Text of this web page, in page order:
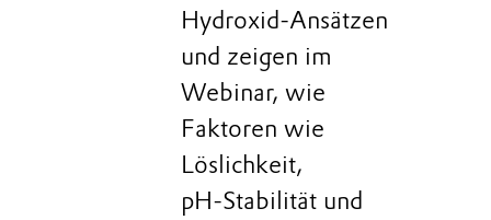
Hydroxid‑Ansätzen
und zeigen im
Webinar, wie
Faktoren wie
Löslichkeit,
pH‑Stabilität und